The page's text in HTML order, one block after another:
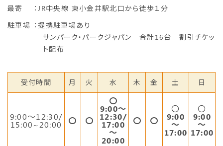
最寄
：JR中央線 東小金井駅北口から徒歩１分
駐車場 ：提携駐車場あり
サンパーク・パークジャパン 合計16台 割引チケッ
ト配布
受付時間 月 火 水 木 金 土 日
9:00〜12:30/
15:00~20:00 〇 〇
〇
9:00～
12:30/
17:00
～
20:00
〇 〇
〇
9:00
～
17:00
〇
9:00
～
17:00